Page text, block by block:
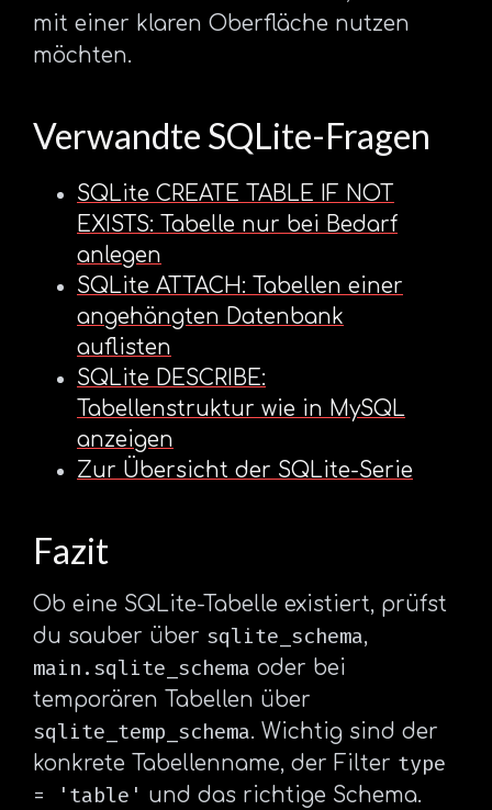
mit einer klaren Oberfläche nutzen
möchten.
Verwandte SQLite-Fragen
SQLite CREATE TABLE IF NOT
EXISTS: Tabelle nur bei Bedarf
anlegen
SQLite ATTACH: Tabellen einer
angehängten Datenbank
auflisten
SQLite DESCRIBE:
Tabellenstruktur wie in MySQL
anzeigen
Zur Übersicht der SQLite-Serie
Fazit
Ob eine SQLite-Tabelle existiert, prüfst
du sauber über sqlite_schema,
main.sqlite_schema oder bei
temporären Tabellen über
sqlite_temp_schema. Wichtig sind der
konkrete Tabellenname, der Filter type
= 'table' und das richtige Schema.